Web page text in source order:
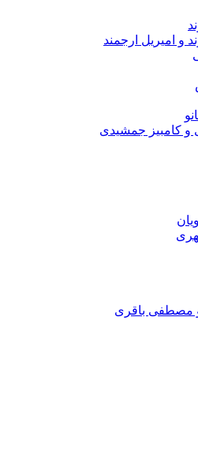
و امیریل ارجمند
کامبیز جمشیدی
مصطفی باقری